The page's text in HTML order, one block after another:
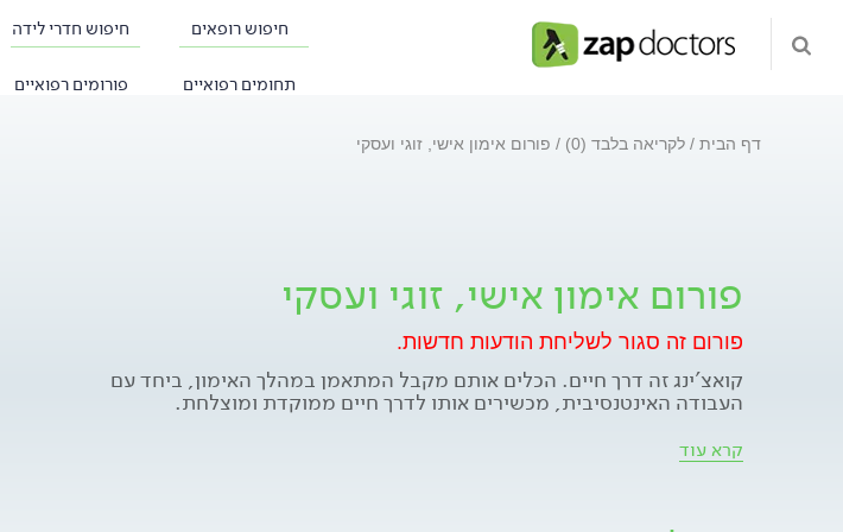
חיפוש רופאים חיפוש חדרי לידה
תחומים רפואיים פורומים רפואיים
דף הבית לקריאה בלבד (0) פורום אימון אישי, זוגי ועסקי
פורום אימון אישי, זוגי ועסקי
פורום זה סגור לשליחת הודעות חדשות.
קואצ'ינג זה דרך חיים. הכלים אותם מקבל המתאמן במהלך האימון, ביחד עם
העבודה האינטנסיבית, מכשירים אותו לדרך חיים ממוקדת ומוצלחת.
מטרת האימון היא לסייע למתאמן/ארגון לאתר את ערכיו, לבנות חזון מוגדר
וברור, לברר מהם החסמים שעלולים לעכבו בדרך להגשמת שאיפותיו,
קרא עוד